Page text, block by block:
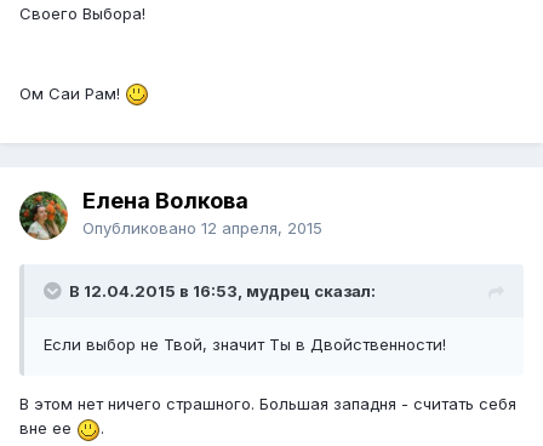
Своего Выбора!
Ом Саи Рам!
Елена Волкова
Опубликовано 12 апреля, 2015
В 12.04.2015 в 16:53, мудрец сказал:
Если выбор не Твой, значит Ты в Двойственности!
В этом нет ничего страшного. Большая западня - считать себя
вне ее
.